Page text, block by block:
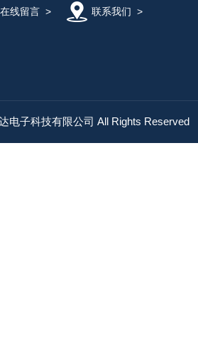
在线留言> 联系我们 >
电子科技有限公司 All Rights Reserved